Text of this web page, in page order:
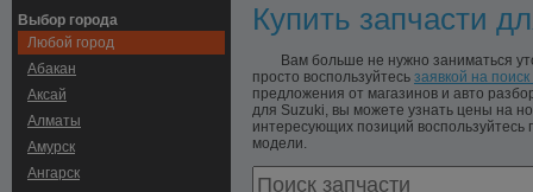
Выбор города
Любой город
Абакан
Аксай
Алматы
Амурск
Ангарск
Купить запчасти
Вам больше не нужно заниматься
просто воспользуйтесь заявкой на
предложения от магазинов и авто
для Suzuki, вы можете узнать цены на
интересующих позиций воспользуйтесь
модели.